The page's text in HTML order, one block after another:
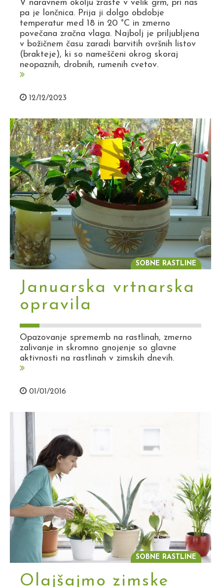
V naravnem okolju zraste v velik grm, pri nas
pa je lončnica. Prija ji dolgo obdobje
temperatur med 18 in 20 °C in zmerno
povečana zračna vlaga. Najbolj je priljubljena
v božičnem času zaradi barvitih ovršnih listov
(brakteje), ki so nameščeni okrog skoraj
neopaznih, drobnih, rumenih cvetov.
12/12/2023
SOBNE RASTLINE
Januarska vrtnarska
opravila
Opazovanje sprememb na rastlinah, zmerno
zalivanje in skromno gnojenje so glavne
aktivnosti na rastlinah v zimskih dnevih.
01/01/2016
SOBNE RASTLINE
Olajšajmo zimske